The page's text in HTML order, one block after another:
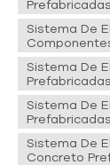
pernos de
Prefabricadas
Sistema De
Sistema De
Sistema De
Sistema De
Concreto